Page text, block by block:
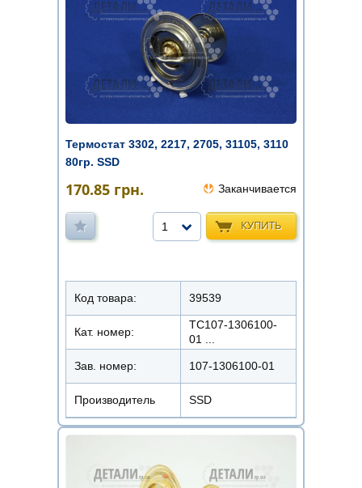
Термостат 3302, 2217, 2705, 31105, 3110
80гр. SSD
170.85 грн. Заканчивается
КУПИТЬ
1
Код товара: 39539
Кат. номер:
ТС107-1306100-
01 ...
Зав. номер: 107-1306100-01
Производитель SSD